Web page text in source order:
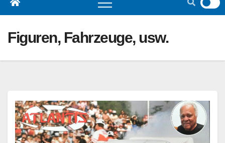
Figuren, Fahrzeuge, usw.